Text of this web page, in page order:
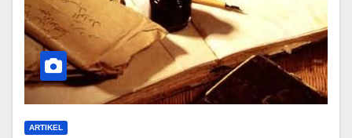
ARTIKEL